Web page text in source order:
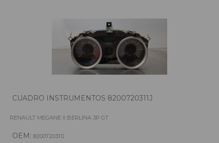
CUADRO INSTRUMENTOS 8200720311J
RENAULT MEGANE II BERLINA 3P GT
OEM: 8200720311J